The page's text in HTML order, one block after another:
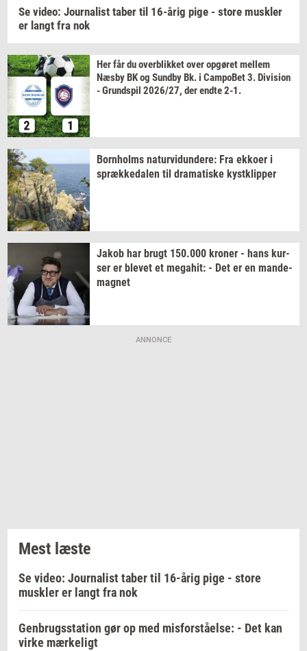
Se video: Jour­na­list taber til 16-årig pige - store mus­k­ler
er langt fra nok
Her får duover­blik­ketoverop­gø­retmel­lem
Næsby BK og Sund­by Bk. i Cam­po­Bet3. Di­vi­sion
-Grund­spil 2026/27, der endte 2-1.
Born­holms na­tur­vi­dun­de­re: Fra ek­ko­er i
spræk­ke­da­len til dra­ma­ti­ske kyst­klip­per
Jakob har brugt 150.000 kro­ner - hans kur­
ser er ble­vet et me­ga­hit: - Det er en mande-​
magnet
ANNONCE
Mest læste
Se video: Journalist taber til 16-årig pige - store
muskler er langt fra nok
Genbrugsstation gør op med misforståelse: - Det kan
virke mærkeligt